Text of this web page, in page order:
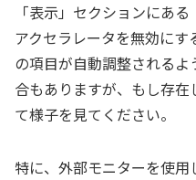
「表示」セクションにあ
アクセラレータを無効にす
の項目が自動調整される
合もありますが、もし存
て様子を見てください。
特に、外部モニターを使